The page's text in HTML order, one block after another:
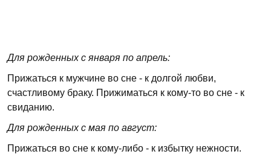
Для рожденных с января по апрель:
Прижаться к мужчине во сне - к долгой любви,
счастливому браку. Прижиматься к кому-то во сне - к
свиданию.
Для рожденных с мая по август:
Прижаться во сне к кому-либо - к избытку нежности.